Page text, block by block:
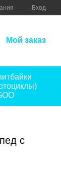
Вход
Мой заказ
с